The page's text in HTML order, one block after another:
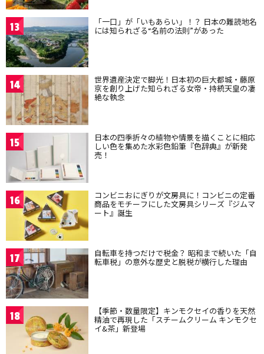
13 「一口」が「いもあらい」！？ 日本の難読地名
には知られざる“名前の法則”があった
14 世界遺産決定で脚光！日本初の巨大都城・藤原
京を創り上げた知られざる女帝・持統天皇の凄
絶な執念
15 日本の四季折々の植物や情景を描くことに相応
しい色を集めた水彩色鉛筆『色辞典』が新発
売！
16 コンビニおにぎりが文房具に！コンビニの定番
商品をモチーフにした文房具シリーズ『ジムマ
ート』誕生
17 自転車を持つだけで税金？ 昭和まで続いた「自
転車税」の意外な歴史と脱税が横行した理由
18 【季節・数量限定】キンモクセイの香りを天然
精油で再現した「スチームクリーム キンモクセ
イ&茶」新登場